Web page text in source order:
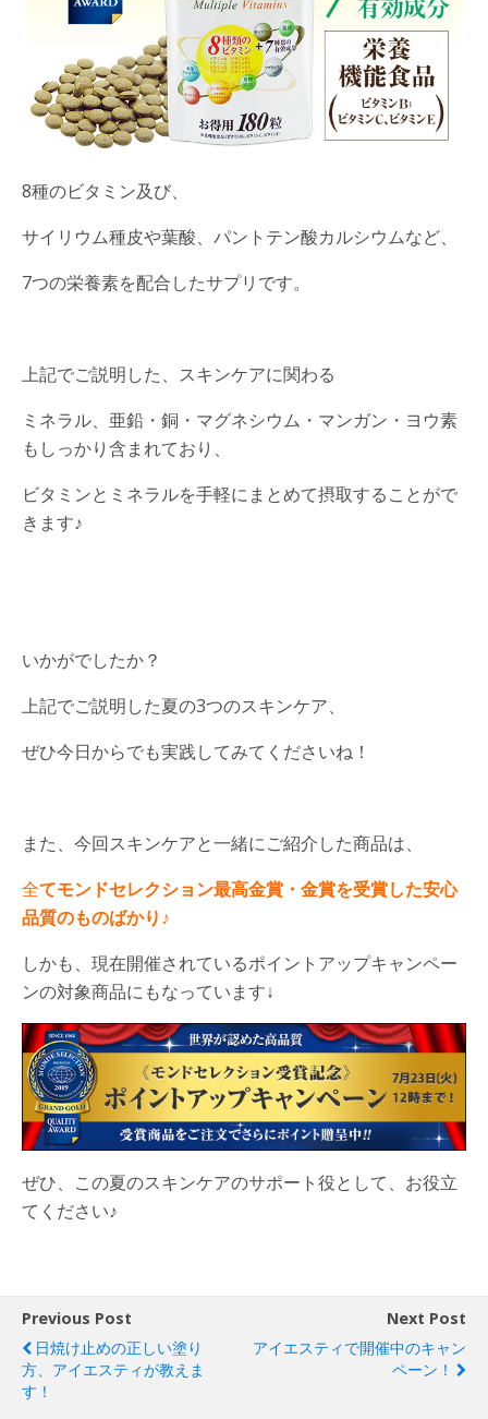
8種のビタミン及び、
サイリウム種皮や葉酸、パントテン酸カルシウムなど、
7つの栄養素を配合したサプリです。
上記でご説明した、スキンケアに関わる
ミネラル、亜鉛・銅・マグネシウム・マンガン・ヨウ素
もしっかり含まれており、
ビタミンとミネラルを手軽にまとめて摂取することがで
きます♪
いかがでしたか？
上記でご説明した夏の3つのスキンケア、
ぜひ今日からでも実践してみてくださいね！
また、今回スキンケアと一緒にご紹介した商品は、
全てモンドセレクション最高金賞・金賞を受賞した安心
品質のものばかり♪
しかも、現在開催されているポイントアップキャンペー
ンの対象商品にもなっています↓
ぜひ、この夏のスキンケアのサポート役として、お役立
てください♪
Previous Post
日焼け止めの正しい塗り
方、アイエスティが教えま
す！
Next Post
アイエスティで開催中のキャン
ペーン！